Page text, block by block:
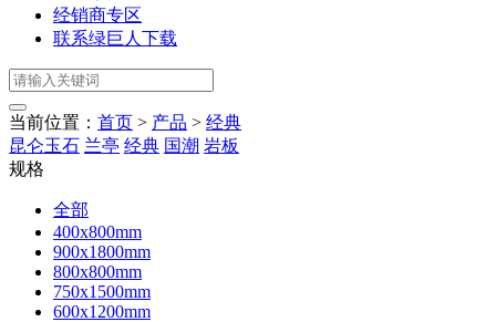
经销商专区
联系绿巨人下载
当前位置： 首页 > 产品 > 经典
昆仑玉石 兰亭 经典 国潮 岩板
规格
全部
400x800mm
900x1800mm
800x800mm
750x1500mm
600x1200mm